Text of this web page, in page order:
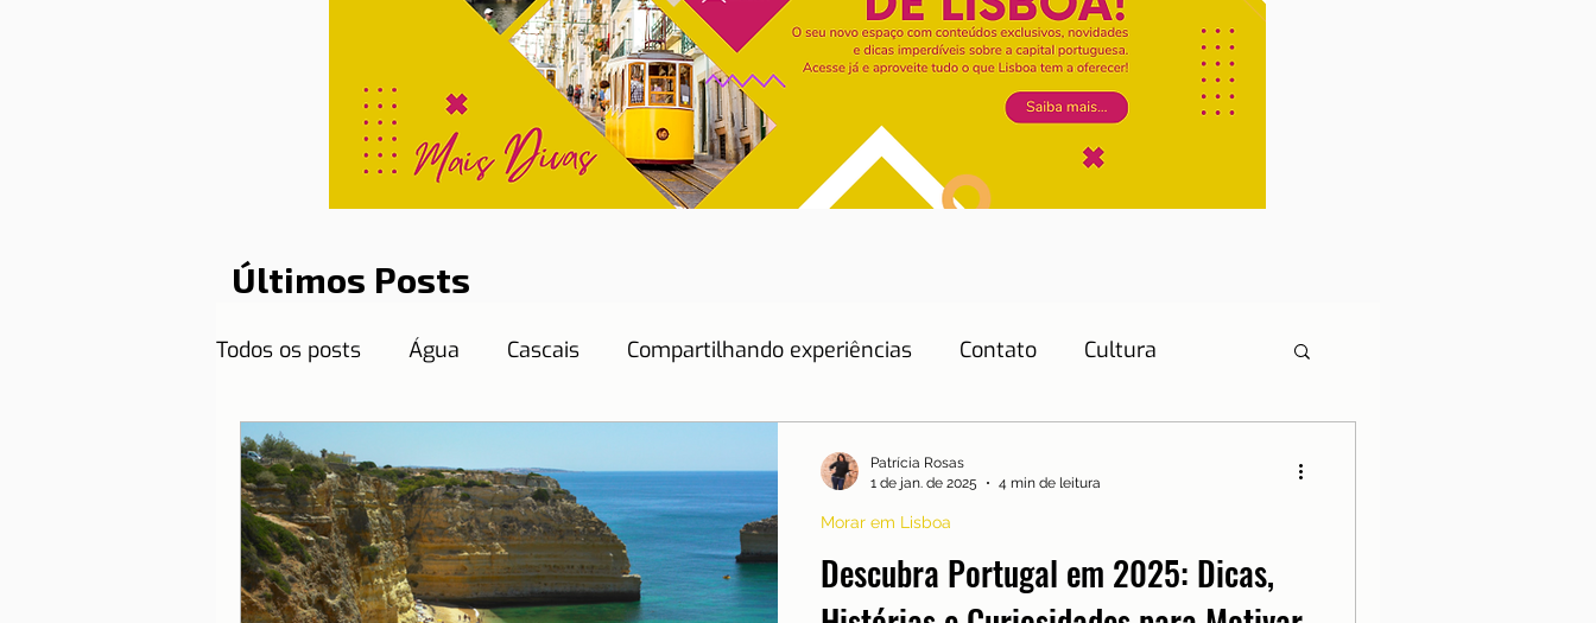
Últimos Posts
Todos os posts Água Cascais Compartilhando experiências Contato Cultura
Curiosidades
Documentos necessários Educação Emprego
Descubra Portugal em 2025: Dicas,
Morar em Lisboa
Patrícia Rosas
1 de jan. de 2025
4 min de leitura